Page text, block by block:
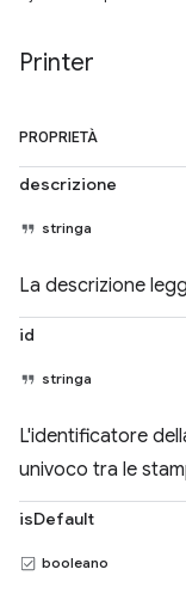
Printer
PROPRIETÀ
descrizione
stringa
La descrizione
id
stringa
L'identificatore
univoco tra le
isDefault
booleano